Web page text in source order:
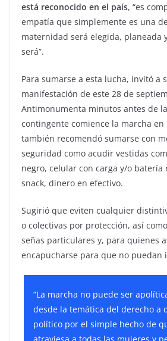
está reconocido en el país, “es
empatía que simplemente es una
maternidad será elegida, planeada
será”.
Para sumarse a esta lucha, invitó a
manifestación de este 28 de
Antimonumenta minutos antes de
contingente comience la marcha
también recomendó sumarse con
seguridad como acudir vestidas
negro, celular con carga y/o batería
snack, dinero en efectivo.
Sugirió que eviten cualquier
o colectivas por protección, así
señas particulares y, para quienes
encapucharse para que no puedan
“La marcha no puede ser
desde la temática del derecho a
político por el simple hecho de